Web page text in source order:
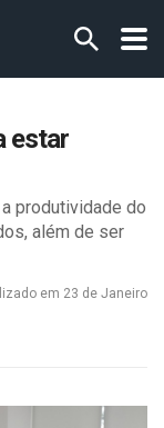
estar
produtividade do
além de ser
em 23 de Janeiro